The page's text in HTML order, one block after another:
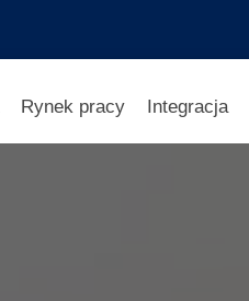
Rynek pracy Integracja